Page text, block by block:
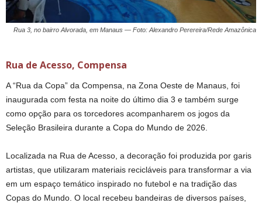
Rua 3, no bairro Alvorada, em Manaus — Foto: Alexandro Perereira/Rede Amazônica
Rua de Acesso, Compensa
A “Rua da Copa” da Compensa, na Zona Oeste de Manaus, foi
inaugurada com festa na noite do último dia 3 e também surge
como opção para os torcedores acompanharem os jogos da
Seleção Brasileira durante a Copa do Mundo de 2026.
Localizada na Rua de Acesso, a decoração foi produzida por garis
artistas, que utilizaram materiais recicláveis para transformar a via
em um espaço temático inspirado no futebol e na tradição das
Copas do Mundo. O local recebeu bandeiras de diversos países,